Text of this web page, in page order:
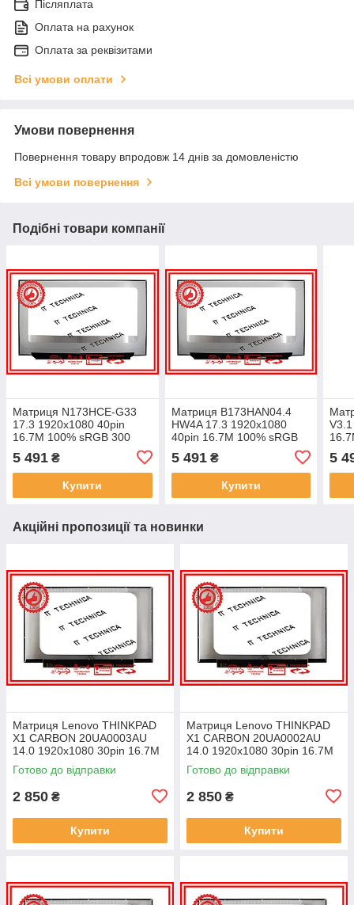
Післяплата
Оплата на рахунок
Оплата за реквізитами
Всі умови оплати
Умови повернення
Повернення товару впродовж 14 днів за домовленістю
Всі умови повернення
Подібні товари компанії
Матриця N173HCE-G33
17.3 1920x1080 40pin
16.7M 100% sRGB 300
5 491 ₴
Купити
Матриця B173HAN04.4
HW4A 17.3 1920x1080
40pin 16.7M 100% sRGB
5 491₴
Купити
5
Акційні пропозиції та новинки
Матриця Lenovo THINKPAD
X1 CARBON 20UA0003AU
14.0 1920x1080 30pin 16.7M
45% NTSC 300 cd/m² для
ноутбука
Готово до відправки
2 850 ₴
Купити
Матриця Lenovo THINKPAD
X1 CARBON 20UA0002AU
14.0 1920x1080 30pin 16.7M
45% NTSC 300 cd/m² для
ноутбука
Готово до відправки
2 850 ₴
Купити